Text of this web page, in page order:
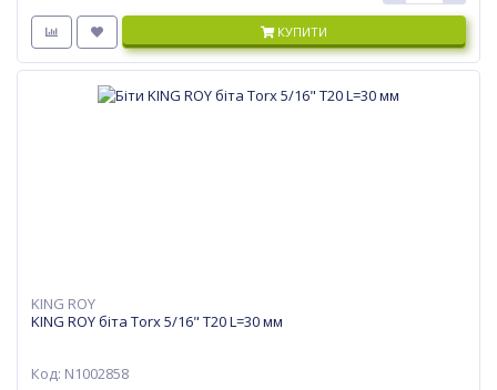
КУПИТИ
KING ROY
KING ROY біта Torx 5/16" T20 L=30 мм
Код: N1002858